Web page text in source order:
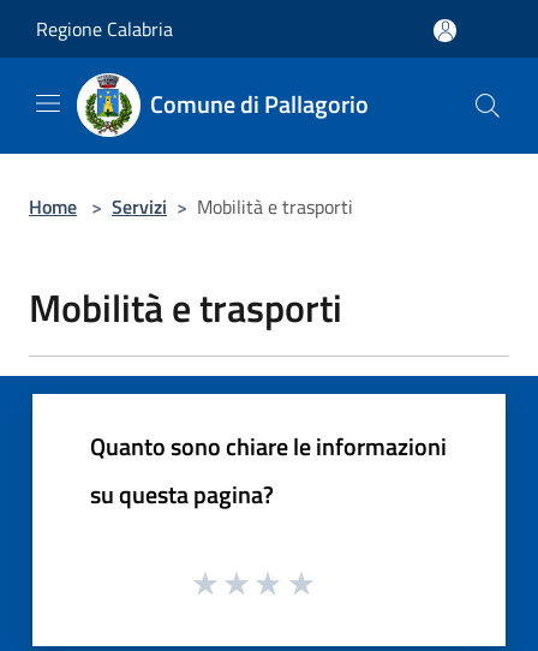
Regione Calabria
Comune di Pallagorio
Home > Servizi > Mobilità e trasporti
Mobilità e trasporti
Quanto sono chiare le informazioni
su questa pagina?